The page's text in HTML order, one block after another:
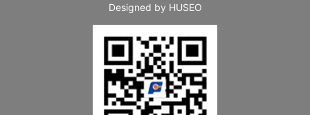
Designed by HUSEO